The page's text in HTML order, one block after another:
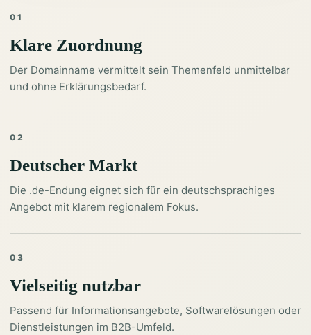
01
Klare Zuordnung
Der Domainname vermittelt sein Themenfeld unmittelbar
und ohne Erklärungsbedarf.
02
Deutscher Markt
Die .de-Endung eignet sich für ein deutschsprachiges
Angebot mit klarem regionalem Fokus.
03
Vielseitig nutzbar
Passend für Informationsangebote, Softwarelösungen oder
Dienstleistungen im B2B-Umfeld.